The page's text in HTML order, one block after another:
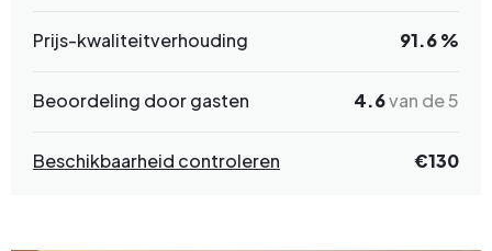
Prijs-kwaliteitverhouding 91.6 %
Beoordeling door gasten 4.6van de 5
Beschikbaarheid controleren €130